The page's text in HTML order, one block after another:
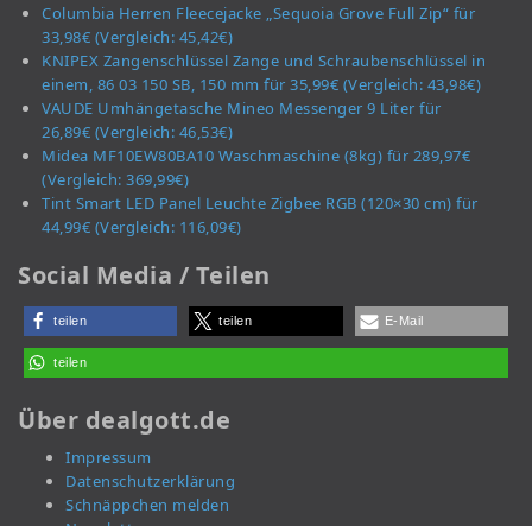
Columbia Herren Fleecejacke „Sequoia Grove Full Zip“ für
33,98€ (Vergleich: 45,42€)
KNIPEX Zangenschlüssel Zange und Schraubenschlüssel in
einem, 86 03 150 SB, 150 mm für 35,99€ (Vergleich: 43,98€)
VAUDE Umhängetasche Mineo Messenger 9 Liter für
26,89€ (Vergleich: 46,53€)
Midea MF10EW80BA10 Waschmaschine (8kg) für 289,97€
(Vergleich: 369,99€)
Tint Smart LED Panel Leuchte Zigbee RGB (120×30 cm) für
44,99€ (Vergleich: 116,09€)
Social Media / Teilen
teilen teilen E-Mail
teilen
Über dealgott.de
Impressum
Datenschutzerklärung
Schnäppchen melden